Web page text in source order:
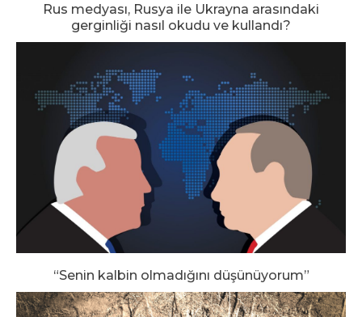
Rus medyası, Rusya ile Ukrayna arasındaki
gerginliği nasıl okudu ve kullandı?
“Senin kalbin olmadığını düşünüyorum”